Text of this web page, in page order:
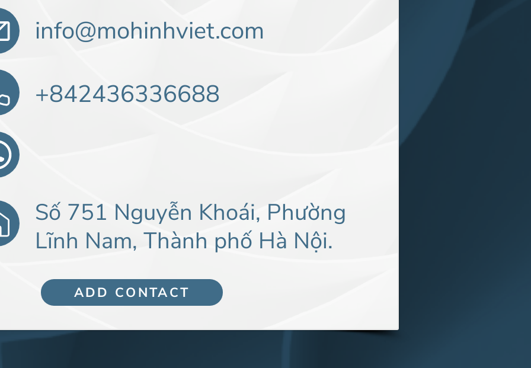
ADD CONTACT
+842436336688
Số 751 Nguyễn Khoái, Phường
Lĩnh Nam, Thành phố Hà Nội.
info@mohinhviet.com